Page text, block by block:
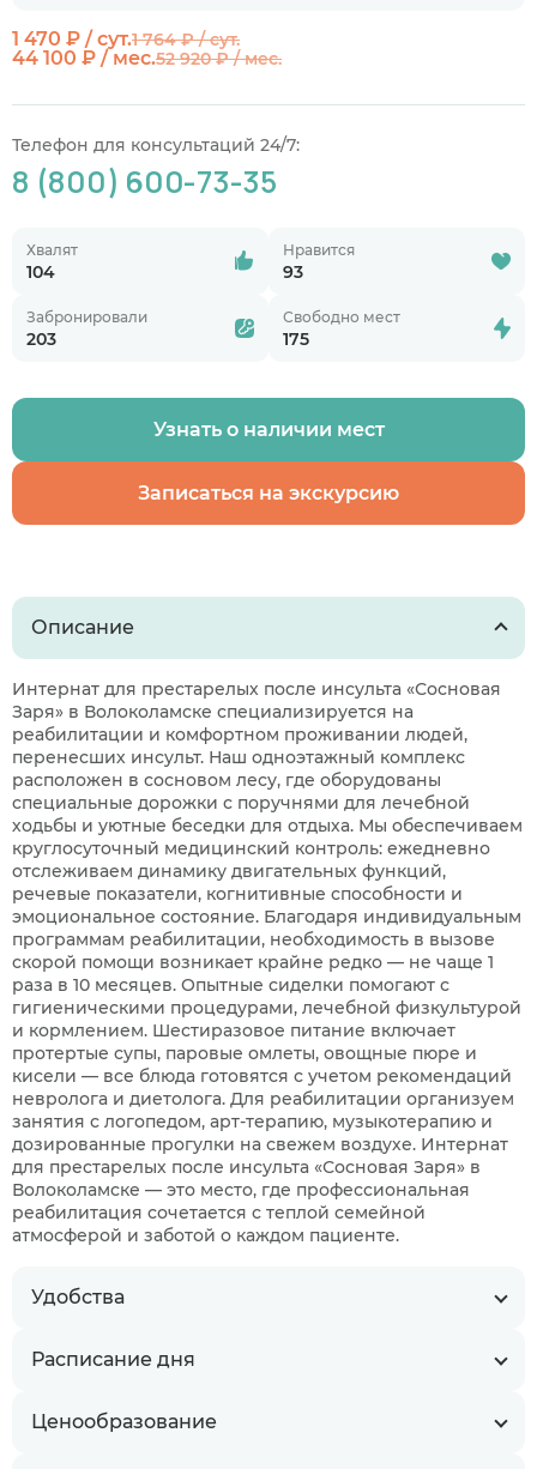
1 470 ₽ / сут.1 764 ₽ / сут.
44 100 ₽ / мес.52 920 ₽ / мес.
Телефон для консультаций 24/7:
8 (800) 600-73-35
Хвалят
104
Нравится
93
Забронировали
203
Свободно мест
175
Узнать о наличии мест
Записаться на экскурсию
Описание
Удобства
Расписание дня
Ценообразование
Интернат для престарелых после инсульта «Сосновая
Заря» в Волоколамске специализируется на
реабилитации и комфортном проживании людей,
перенесших инсульт. Наш одноэтажный комплекс
расположен в сосновом лесу, где оборудованы
специальные дорожки с поручнями для лечебной
ходьбы и уютные беседки для отдыха. Мы обеспечиваем
круглосуточный медицинский контроль: ежедневно
отслеживаем динамику двигательных функций,
речевые показатели, когнитивные способности и
эмоциональное состояние. Благодаря индивидуальным
программам реабилитации, необходимость в вызове
скорой помощи возникает крайне редко — не чаще 1
раза в 10 месяцев. Опытные сиделки помогают с
гигиеническими процедурами, лечебной физкультурой
и кормлением. Шестиразовое питание включает
протертые супы, паровые омлеты, овощные пюре и
кисели — все блюда готовятся с учетом рекомендаций
невролога и диетолога. Для реабилитации организуем
занятия с логопедом, арт-терапию, музыкотерапию и
дозированные прогулки на свежем воздухе. Интернат
для престарелых после инсульта «Сосновая Заря» в
Волоколамске — это место, где профессиональная
реабилитация сочетается с теплой семейной
атмосферой и заботой о каждом пациенте.